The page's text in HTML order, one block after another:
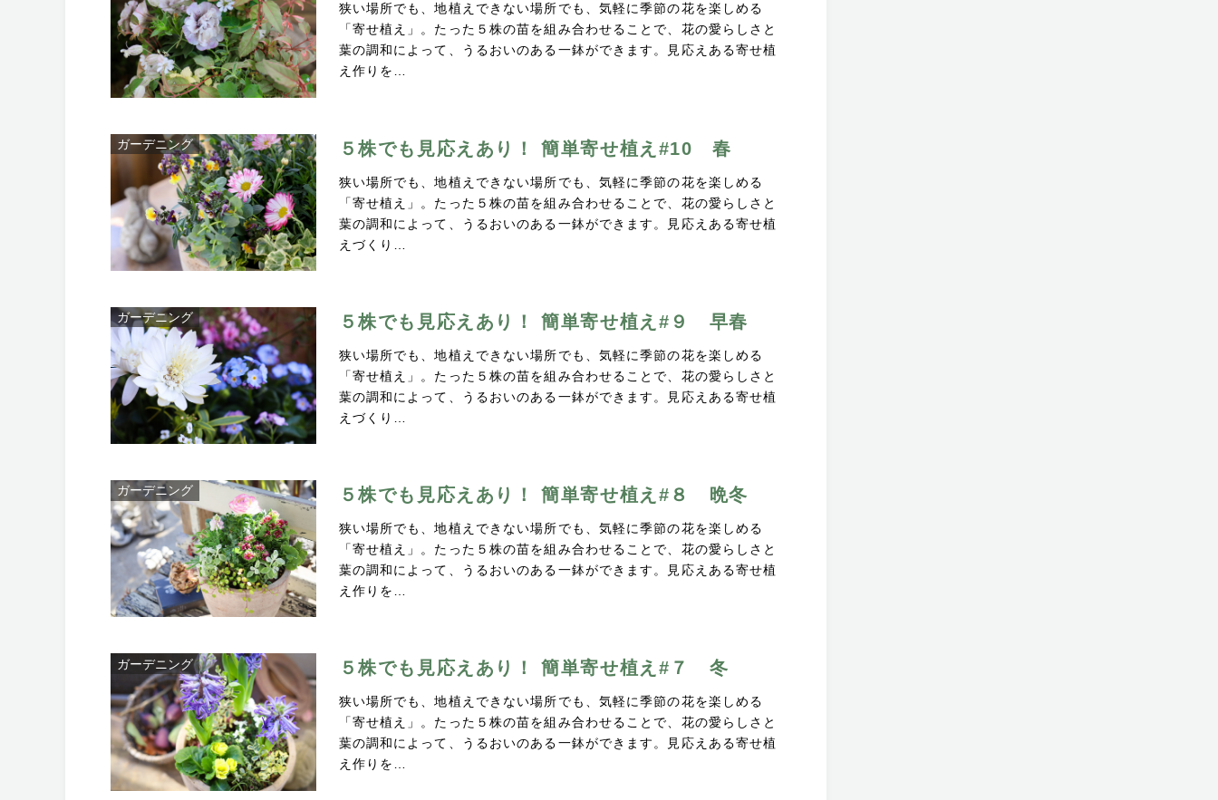
狭い場所でも、地植えできない場所でも、気軽に季節の花を楽しめる
「寄せ植え」。たった５株の苗を組み合わせることで、花の愛らしさと
葉の調和によって、うるおいのある一鉢ができます。見応えある寄せ植
え作りを…
ガーデニング ５株でも見応えあり！ 簡単寄せ植え#10 春
狭い場所でも、地植えできない場所でも、気軽に季節の花を楽しめる
「寄せ植え」。たった５株の苗を組み合わせることで、花の愛らしさと
葉の調和によって、うるおいのある一鉢ができます。見応えある寄せ植
えづくり…
ガーデニング ５株でも見応えあり！ 簡単寄せ植え#９ 早春
狭い場所でも、地植えできない場所でも、気軽に季節の花を楽しめる
「寄せ植え」。たった５株の苗を組み合わせることで、花の愛らしさと
葉の調和によって、うるおいのある一鉢ができます。見応えある寄せ植
えづくり…
ガーデニング ５株でも見応えあり！ 簡単寄せ植え#８ 晩冬
狭い場所でも、地植えできない場所でも、気軽に季節の花を楽しめる
「寄せ植え」。たった５株の苗を組み合わせることで、花の愛らしさと
葉の調和によって、うるおいのある一鉢ができます。見応えある寄せ植
え作りを…
ガーデニング ５株でも見応えあり！ 簡単寄せ植え#７ 冬
狭い場所でも、地植えできない場所でも、気軽に季節の花を楽しめる
「寄せ植え」。たった５株の苗を組み合わせることで、花の愛らしさと
葉の調和によって、うるおいのある一鉢ができます。見応えある寄せ植
え作りを…